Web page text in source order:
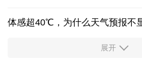
体感超40℃，为什么天气预报不
服务实体经济 财政金融打出“组合
展开